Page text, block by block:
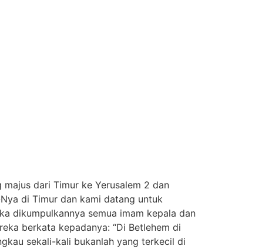
dari Timur ke Yerusalem 2 dan
di Timur dan kami datang untuk
dikumpulkannya semua imam kepala dan
berkata kepadanya: “Di Betlehem di
sekali-kali bukanlah yang terkecil di